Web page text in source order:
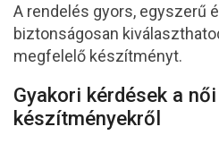
A rendelés gyors, egyszerű
biztonságosan
megfelelő készítményt.
Gyakori kérdések a
készítményekről